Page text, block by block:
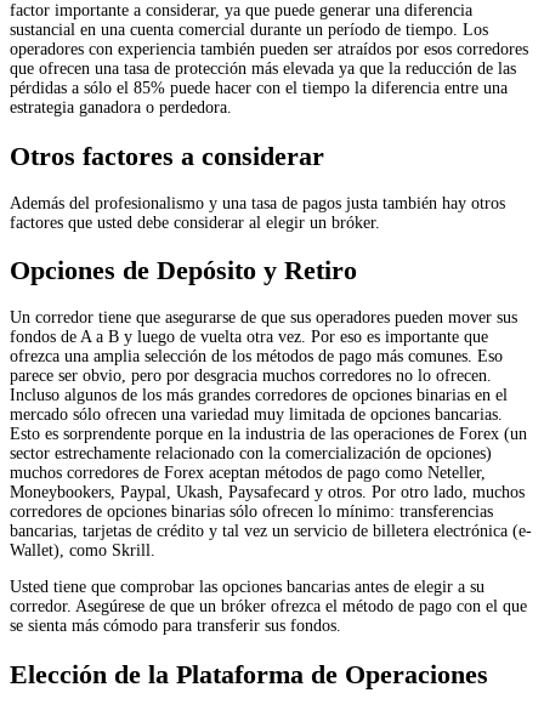
factor importante a considerar, ya que puede generar una diferencia
sustancial en una cuenta comercial durante un período de tiempo. Los
operadores con experiencia también pueden ser atraídos por esos corredores
que ofrecen una tasa de protección más elevada ya que la reducción de las
pérdidas a sólo el 85% puede hacer con el tiempo la diferencia entre una
estrategia ganadora o perdedora.
Otros factores a considerar
Además del profesionalismo y una tasa de pagos justa también hay otros
factores que usted debe considerar al elegir un bróker.
Opciones de Depósito y Retiro
Un corredor tiene que asegurarse de que sus operadores pueden mover sus
fondos de A a B y luego de vuelta otra vez. Por eso es importante que
ofrezca una amplia selección de los métodos de pago más comunes. Eso
parece ser obvio, pero por desgracia muchos corredores no lo ofrecen.
Incluso algunos de los más grandes corredores de opciones binarias en el
mercado sólo ofrecen una variedad muy limitada de opciones bancarias.
Esto es sorprendente porque en la industria de las operaciones de Forex (un
sector estrechamente relacionado con la comercialización de opciones)
muchos corredores de Forex aceptan métodos de pago como Neteller,
Moneybookers, Paypal, Ukash, Paysafecard y otros. Por otro lado, muchos
corredores de opciones binarias sólo ofrecen lo mínimo: transferencias
bancarias, tarjetas de crédito y tal vez un servicio de billetera electrónica (e-
Wallet), como Skrill.
Usted tiene que comprobar las opciones bancarias antes de elegir a su
corredor. Asegúrese de que un bróker ofrezca el método de pago con el que
se sienta más cómodo para transferir sus fondos.
Elección de la Plataforma de Operaciones